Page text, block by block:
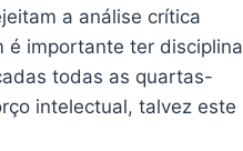
a análise crítica
é importante ter disciplina
todas as quartas-
intelectual, talvez este